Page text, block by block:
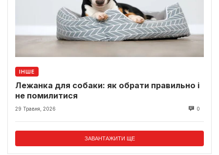
ІНШЕ
Лежанка для собаки: як обрати правильно і
не помилитися
29 Травня, 2026 0
ЗАВАНТАЖИТИ ЩЕ